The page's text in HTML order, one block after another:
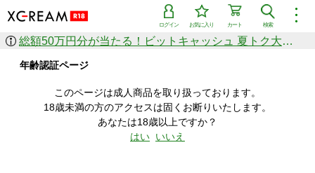
︙
検索
カート
お気に入り
ログイン
作品を探す
ジャンル
シリーズ
人気のセール中商品
新着セール中商品
すべての作品から探す
総額50万円分が当たる！ビットキャッシュ 夏トク大感謝祭
年齢認証ページ
このページは成人商品を取り扱っております。
18歳未満の方のアクセスは固くお断りいたします。
あなたは18歳以上ですか？
はい いいえ